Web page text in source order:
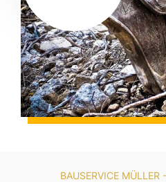
BAUSERVICE MÜLLER